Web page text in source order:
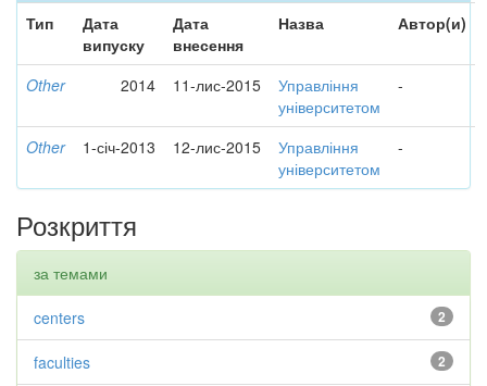
Тип
Дата
випуску
Дата
внесення
Назва Автор(и)
Other 2014 11-лис-2015
Управління
університетом
-
Other 1-січ-2013 12-лис-2015
Управління
університетом
-
Розкриття
за темами
2
centers
2
faculties